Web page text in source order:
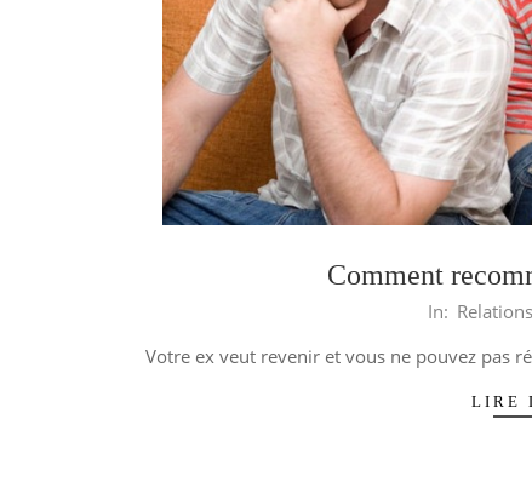
Comment
In:
Votre ex veut revenir et vous ne pouvez pas
LIRE